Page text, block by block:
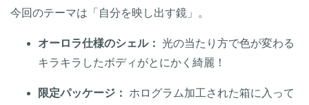
今回のテーマは「自分を映し出す鏡」。
オーロラ仕様のシェル： 光の当たり方で色が変わる
キラキラしたボディがとにかく綺麗！
限定パッケージ：
ホログラム加工された箱に入って